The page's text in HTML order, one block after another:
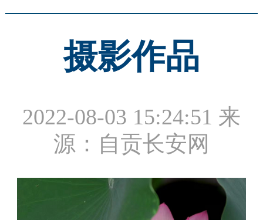
摄影作品
2022-08-03 15:24:51 来
源：自贡长安网